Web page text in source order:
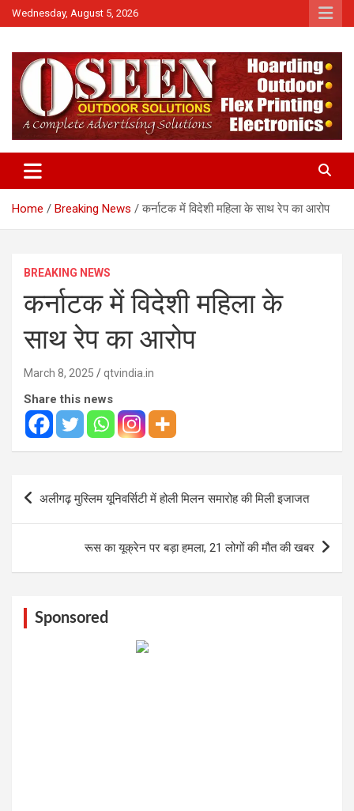
Skip
to
Wednesday, August 5, 2026
QTv India
Home Breaking News कर्नाटक में विदेशी महिला के साथ रेप का आरोप
BREAKING NEWS
कर्नाटक में विदेशी महिला के
साथ रेप का आरोप
March 8, 2025 qtvindia.in
Share this news
navigation
अलीगढ़ मुस्लिम यूनिवर्सिटी में होली मिलन समारोह की मिली इजाजत
रूस का यूक्रेन पर बड़ा हमला, 21 लोगों की मौत की खबर
Sponsored